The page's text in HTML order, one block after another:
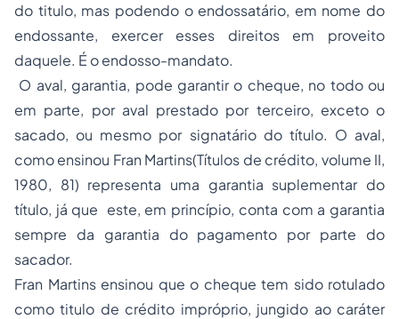
do titulo, mas podendo o endossatário, em nome do
endossante, exercer esses direitos em proveito
daquele. É o endosso-mandato.
O aval, garantia, pode garantir o cheque, no todo ou
em parte, por aval prestado por terceiro, exceto o
sacado, ou mesmo por signatário do título. O aval,
como ensinou Fran Martins(Títulos de crédito, volume II,
1980, 81) representa uma garantia suplementar do
título, já que este, em princípio, conta com a garantia
sempre da garantia do pagamento por parte do
sacador.
Fran Martins ensinou que o cheque tem sido rotulado
como titulo de crédito impróprio, jungido ao caráter